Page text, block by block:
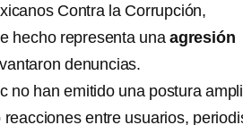
Contra la Corrupción,
hecho representa unaagresión
denuncias.
no han emitido una postura
entre usuarios,